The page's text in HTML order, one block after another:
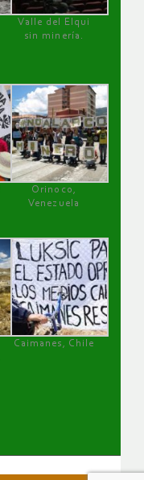
Valle del Elqui
sin minería.
Orinoco,
Venezuela
Caimanes, Chile